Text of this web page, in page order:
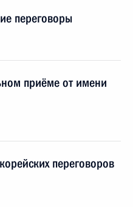
переговоры
приёме от имени
переговоров